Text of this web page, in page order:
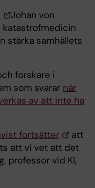
Johan von
katastrofmedicin
stärka samhällets
forskare i
som svarar när
av att inte ha
fortsätter
att
att vi vet att det
professor vid KI,